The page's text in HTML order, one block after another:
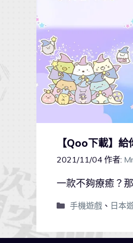
【Qoo下載】
2021/11/04 作者:
一款不夠療癒？
手機遊戲、 日本